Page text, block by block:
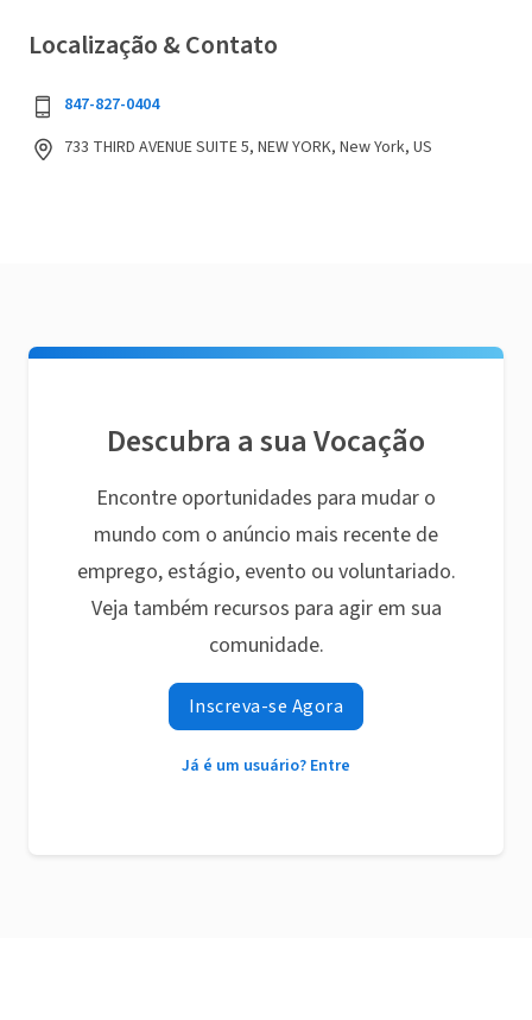
Localização & Contato
847-827-0404
733 THIRD AVENUE SUITE 5, NEW YORK, New York, US
Descubra a sua Vocação
Encontre oportunidades para mudar o
mundo com o anúncio mais recente de
emprego, estágio, evento ou voluntariado.
Veja também recursos para agir em sua
comunidade.
Inscreva-se Agora
Já é um usuário? Entre